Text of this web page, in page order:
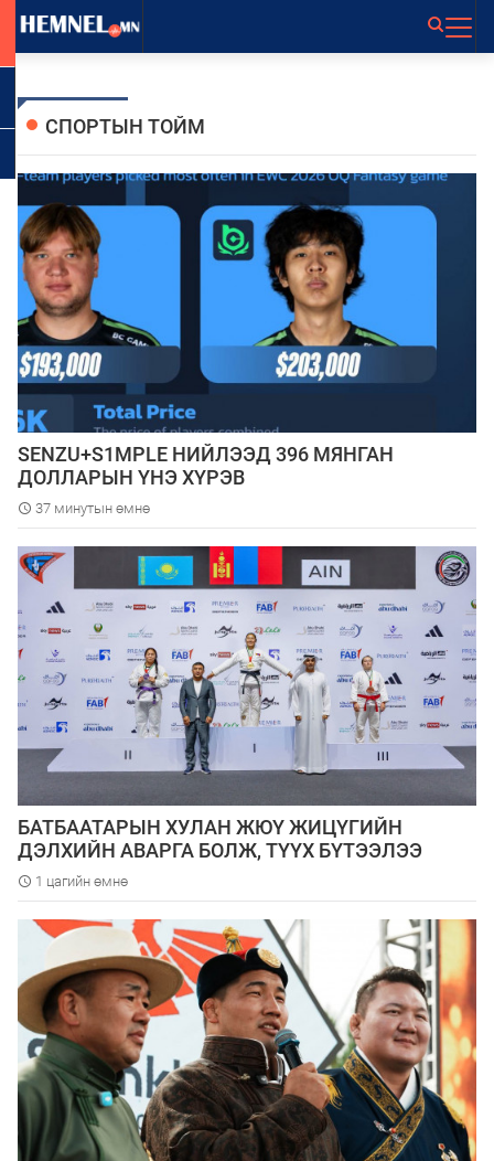
СПОРТЫН ТОЙМ
SENZU+S1MPLE НИЙЛЭЭД 396 МЯНГАН
ДОЛЛАРЫН ҮНЭ ХҮРЭВ
37 минутын өмнө
БАТБААТАРЫН ХУЛАН ЖЮҮ ЖИЦҮГИЙН
ДЭЛХИЙН АВАРГА БОЛЖ, ТҮҮХ БҮТЭЭЛЭЭ
1 цагийн өмнө